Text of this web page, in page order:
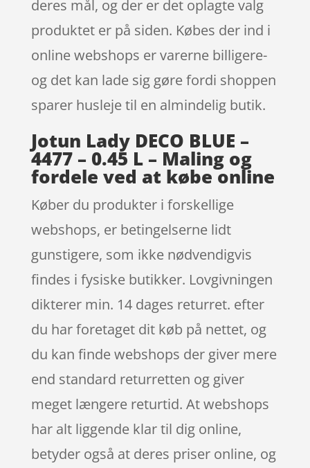
deres mål, og der er det oplagte valg
produktet er på siden. Købes der ind i
online webshops er varerne billigere-
og det kan lade sig gøre fordi shoppen
sparer husleje til en almindelig butik.
Jotun Lady DECO BLUE –
4477 – 0.45 L – Maling og
fordele ved at købe online
Køber du produkter i forskellige
webshops, er betingelserne lidt
gunstigere, som ikke nødvendigvis
findes i fysiske butikker. Lovgivningen
dikterer min. 14 dages returret. efter
du har foretaget dit køb på nettet, og
du kan finde webshops der giver mere
end standard returretten og giver
meget længere returtid. At webshops
har alt liggende klar til dig online,
betyder også at deres priser online, og